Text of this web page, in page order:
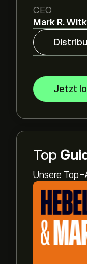
CEO
Mark R.
Jetzt
Top
Unsere